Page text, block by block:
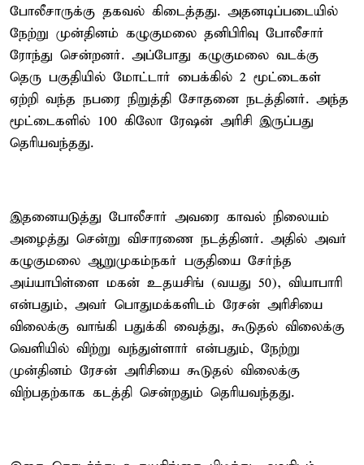
போலீசாருக்கு தகவல் கிடைத்தது. அதனடிப்படையில்
நேற்று முன்தினம் கழுகுமலை தனிபிரிவு போலீசார்
ரோந்து சென்றனர். அப்போது கழுகுமலை வடக்கு
தெரு பகுதியில் மோட்டார் பைக்கில் 2 மூட்டைகள்
ஏற்றி வந்த நபரை நிறுத்தி சோதனை நடத்தினர். அந்த
மூட்டைகளில் 100 கிலோ ரேஷன் அரிசி இருப்பது
தெரியவந்தது.
இதனையடுத்து போலீசார் அவரை காவல் நிலையம்
அழைத்து சென்று விசாரணை நடத்தினர். அதில் அவர்
கழுகுமலை ஆறுமுகம்நகர் பகுதியை சேர்ந்த
அய்யாபிள்ளை மகன் உதயசிங் (வயது 50), வியாபாரி
என்பதும், அவர் பொதுமக்களிடம் ரேசன் அரிசியை
விலைக்கு வாங்கி பதுக்கி வைத்து, கூடுதல் விலைக்கு
வெளியில் விற்று வந்துள்ளார் என்பதும், நேற்று
முன்தினம் ரேசன் அரிசியை கூடுதல் விலைக்கு
விற்பதற்காக கடத்தி சென்றதும் தெரியவந்தது.